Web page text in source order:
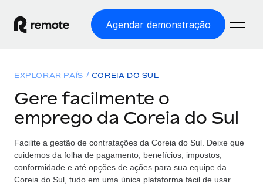
Agendar demonstração
EMPREGO GLOBAL
Processamento Salarial
Processamento salarial fácil e em conformidade
Employer of Record
Soluções
COBERTURA GLOBAL
Explorador de países
Encontra apoio para emprego global por país
Preçário
EXPLORAR PAÍS COREIA DO SUL
Gere facilmente o
emprego da Coreia do Sul
Facilite a gestão de contratações da Coreia do Sul. Deixe que
cuidemos da folha de pagamento, benefícios, impostos,
conformidade e até opções de ações para sua equipe da
Coreia do Sul, tudo em uma única plataforma fácil de usar.